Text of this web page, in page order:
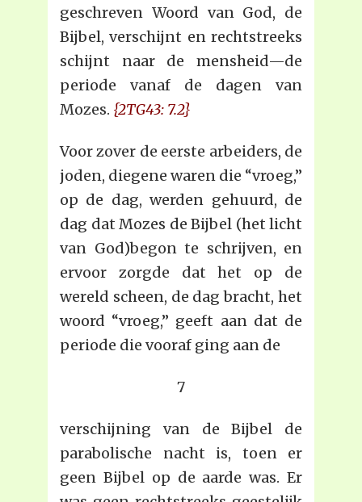
geschreven Woord van God, de
Bijbel, verschijnt en rechtstreeks
schijnt naar de mensheid—de
periode vanaf de dagen van
Mozes. {2TG43: 7.2}
Voor zover de eerste arbeiders, de
joden, diegene waren die “vroeg,”
op de dag, werden gehuurd, de
dag dat Mozes de Bijbel (het licht
van God)begon te schrijven, en
ervoor zorgde dat het op de
wereld scheen, de dag bracht, het
woord “vroeg,” geeft aan dat de
periode die vooraf ging aan de
7
verschijning van de Bijbel de
parabolische nacht is, toen er
geen Bijbel op de aarde was. Er